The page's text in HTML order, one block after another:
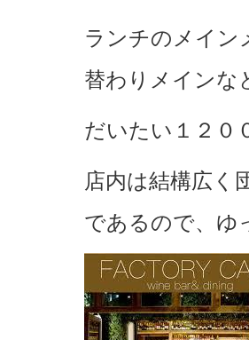
ランチのメイン
替わりメインな
だいたい１２０
店内は結構広く
であるので、ゆ